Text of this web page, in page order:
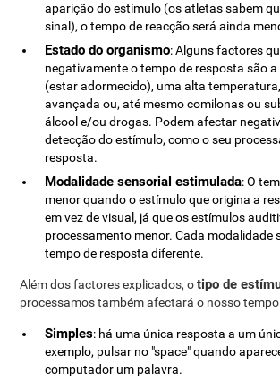
aparição do estímulo (os atletas sabem
sinal), o tempo de reacção será ainda
Estado do organismo: Alguns factores
negativamente o tempo de resposta são
(estar adormecido), uma alta
avançada ou, até mesmo comilonas ou
álcool e/ou drogas. Podem afectar
detecção do estímulo, como o seu
resposta.
Modalidade sensorial estimulada: O
menor quando o estímulo que origina a
em vez de visual, já que os estímulos
processamento menor. Cada modalidade
tempo de resposta diferente.
Além dos factores explicados, otipo de
processamos também afectará o nosso
Simples: há uma única resposta a um
exemplo, pulsar no "space" quando
computador um palavra.